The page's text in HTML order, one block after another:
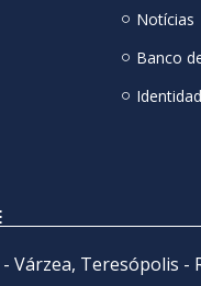
Notícias
Banco
Várzea, Teresópolis -